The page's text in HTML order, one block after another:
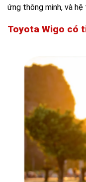
ứng thông minh, và
Toyota Wigo có